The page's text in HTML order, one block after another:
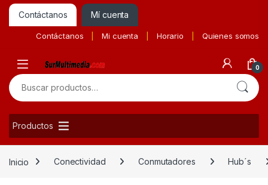
Contáctanos Mí cuenta
Contáctanos Mi cuenta Horario Quienes somos
0
Buscar por:
Productos
Inicio Conectividad Conmutadores Hub´s